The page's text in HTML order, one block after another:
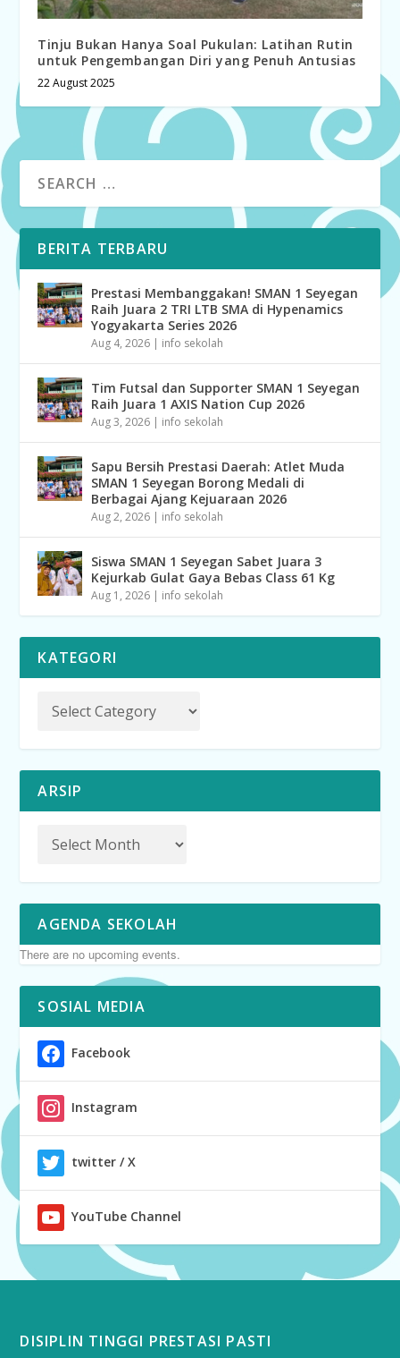
Tinju Bukan Hanya Soal Pukulan: Latihan Rutin
untuk Pengembangan Diri yang Penuh Antusias
22 August 2025
BERITA TERBARU
Prestasi Membanggakan! SMAN 1 Seyegan
Raih Juara 2 TRI LTB SMA di Hypenamics
Yogyakarta Series 2026
Aug 4, 2026 | info sekolah
Tim Futsal dan Supporter SMAN 1 Seyegan
Raih Juara 1 AXIS Nation Cup 2026
Aug 3, 2026 | info sekolah
Sapu Bersih Prestasi Daerah: Atlet Muda
SMAN 1 Seyegan Borong Medali di
Berbagai Ajang Kejuaraan 2026
Aug 2, 2026 | info sekolah
Siswa SMAN 1 Seyegan Sabet Juara 3
Kejurkab Gulat Gaya Bebas Class 61 Kg
Aug 1, 2026 | info sekolah
KATEGORI
ARSIP
AGENDA SEKOLAH
There are no upcoming events.
SOSIAL MEDIA
Facebook
Instagram
twitter / X
YouTube Channel
DISIPLIN TINGGI PRESTASI PASTI